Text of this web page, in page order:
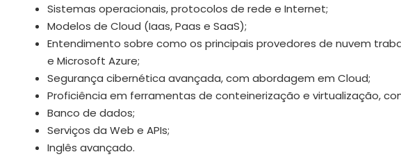
Sistemas operacionais, protocolos de rede e Internet;
Modelos de Cloud (Iaas, Paas e SaaS);
Entendimento sobre como os principais provedores de nuvem
e Microsoft Azure;
Segurança cibernética avançada, com abordagem em Cloud;
Proficiência em ferramentas de conteinerização e virtualização,
Banco de dados;
Serviços da Web e APIs;
Inglês avançado.